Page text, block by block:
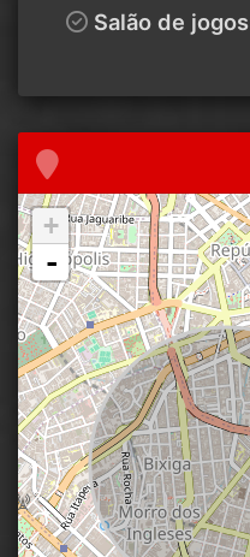
Salão de jogos
+
-